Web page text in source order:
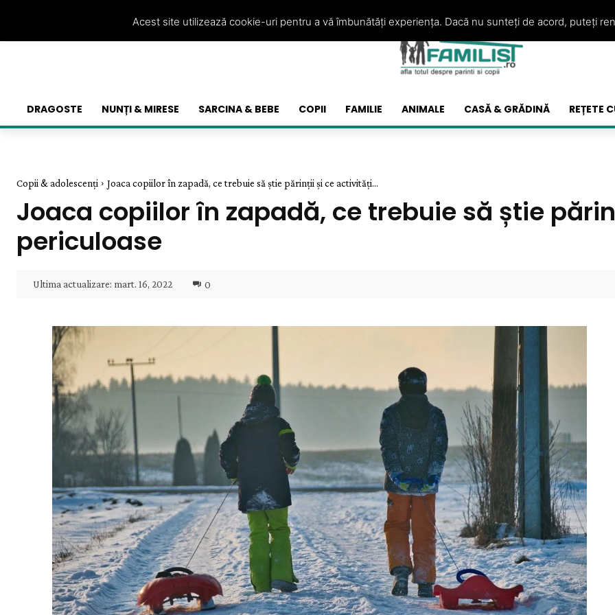
DRAGOSTE NUNȚI & MIRESE SARCINA & BEBE COPII FAMILIE ANIMALE CASĂ & GRĂDINĂ REȚETE
Copii & adolescenți Joaca copiilor în zapadă, ce trebuie să știe părinții și ce activități...
Joaca copiilor în zapadă, ce trebuie să știe
periculoase
Ultima actualizare: mart. 16, 2022 0
Acest site utilizează cookie-uri pentru a vă îmbunătăți experiența. Dacă nu sunteți de acord, puteți